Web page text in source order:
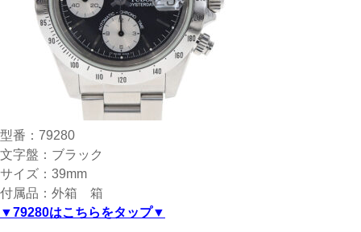
型番：79280
文字盤：ブラック
サイズ：39mm
付属品：外箱 箱
▼79280はこちらをタップ▼